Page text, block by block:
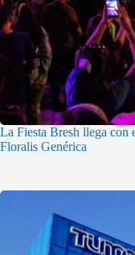
La Fiesta Bresh llega con
Floralis Genérica